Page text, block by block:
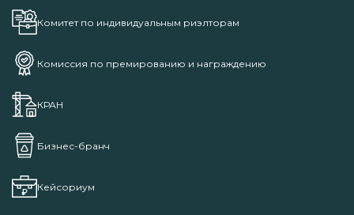
Комитет по индивидуальным риэлторам
Комиссия по премированию и награждению
КРАН
Бизнес-бранч
Кейсориум